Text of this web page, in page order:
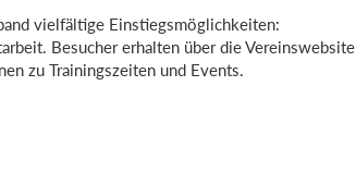
vielfältige Einstiegsmöglichkeiten:
Besucher erhalten über die Vereinswebsite
zu Trainingszeiten und Events.